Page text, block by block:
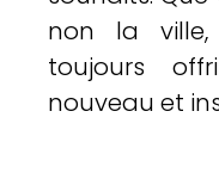
non la
toujours
nouveau et